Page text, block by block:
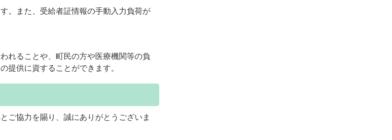
。また、受給者証情報の手動入力負荷が
れることや、町民の方や医療機関等の負
提供に資することができます。
ご協力を賜り、誠にありがとうございま